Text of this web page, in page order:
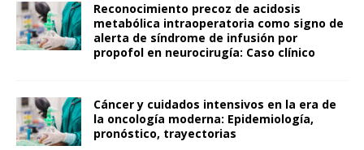
Reconocimiento precoz de acidosis
metabólica intraoperatoria como signo de
alerta de síndrome de infusión por
propofol en neurocirugía: Caso clínico
Cáncer y cuidados intensivos en la era de
la oncología moderna: Epidemiología,
pronóstico, trayectorias